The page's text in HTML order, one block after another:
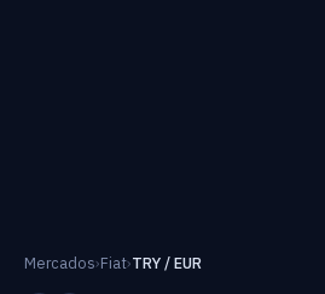
Mercados›Fiat›TRY / EUR